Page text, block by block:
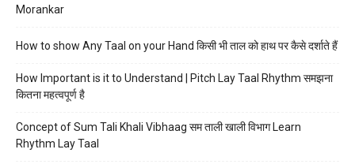
Morankar
How to show Any Taal on your Hand किसी भी ताल को हाथ पर कैसे दर्शाते हैं
How Important is it to Understand | Pitch Lay Taal Rhythm समझना
कितना महत्वपूर्ण है
Concept of Sum Tali Khali Vibhaag सम ताली खाली विभाग Learn
Rhythm Lay Taal